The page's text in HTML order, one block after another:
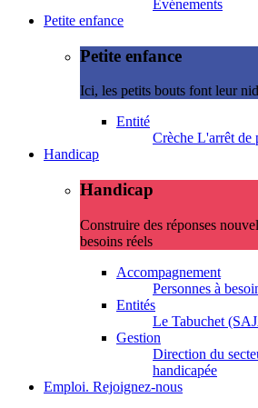
Evénements
Petite enfance
Petite enfance
Ici, les petits bouts font leur
Entité
Crèche L'arrêt de
Handicap
Handicap
Construire des réponses
besoins réels
Accompagnement
Personnes à
Entités
Le Tabuchet
Gestion
Direction du
handicapée
Emploi. Rejoignez-nous